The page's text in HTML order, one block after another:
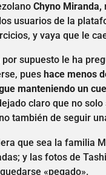
Chyno Miranda,
usuarios de la
y vaya que le
supuesto le ha
pues hace menos
manteniendo un
claro que no solo
también de seguir
que sea la familia
y las fotos de
«pegado».